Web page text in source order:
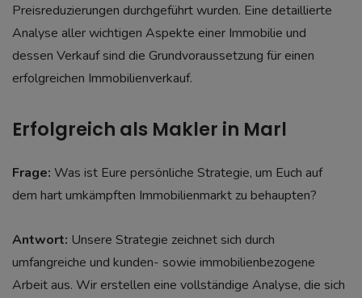
Preisreduzierungen durchgeführt wurden. Eine detaillierte
Analyse aller wichtigen Aspekte einer Immobilie und
dessen Verkauf sind die Grundvoraussetzung für einen
erfolgreichen Immobilienverkauf.
Erfolgreich als Makler in Marl
Frage: Was ist Eure persönliche Strategie, um Euch auf
dem hart umkämpften Immobilienmarkt zu behaupten?
Antwort: Unsere Strategie zeichnet sich durch
umfangreiche und kunden- sowie immobilienbezogene
Arbeit aus. Wir erstellen eine vollständige Analyse, die sich